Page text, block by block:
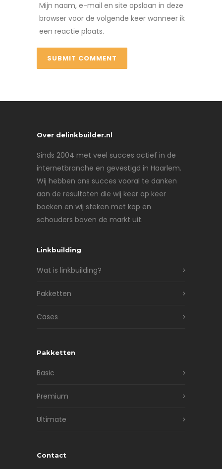
Mijn naam, e-mail en site opslaan in deze
browser voor de volgende keer wanneer ik
een reactie plaats.
Over delinkbuilder.nl
Sinds 2004 met veel succes actief in de
internetbranche en gevestigd in Haarlem.
Wij hebben ons succes vooral te danken
aan de resultaten die wij keer op keer
boeken en wij steken met kop en
schouders boven de markt uit.
Linkbuilding
Wat is linkbuilding?
Pakketten
Cases
Pakketten
Basic
Premium
Ultimate
Contact